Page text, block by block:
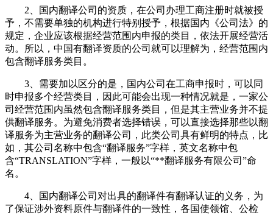
2、
国内翻译公司的资质，在公司办理工商注册时就被授
予，不需要单独的机构进行特别授予，根据国内《公司法》的
规定，企业应该根据经营范围内申报的类目，依法开展经营活
动。所以，中国有翻译资质的公司就可以理解为，经营范围内
包含翻译服务类目。
3、 需要加以区分的是，国内公司在工商申报时，可以同
时申报多个经营类目，因此可能会出现一种情况就是，一家公
司经营范围内虽然包含翻译服务类目，但是其主营业务并不提
供翻译服务。为避免消费者选择错误，可以直接选择那些以翻
译服务为主营业务的翻译公司，此类公司具有鲜明的特点，比
如，其公司名称中包含“翻译服务”字样，英文名称中包
含“TRANSLATION”字样，一般以“**翻译服务有限公司”命
名。
4、
国内翻译公司对出具的翻译件有翻译认证的义务，为
了保证涉外资料原件与翻译件的一致性，各国使领馆、公检